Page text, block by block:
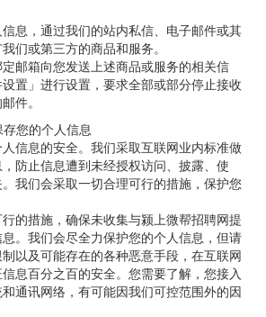
息，通过我们的站内私信、电子邮件或其
们或第三方的商品和服务。
邮箱向您发送上述商品或服务的相关信
置」进行设置，要求全部或部分停止接收
件。
您的个人信息
信息的安全。我们采取互联网业内标准做
防止信息遭到未经授权访问、披露、使
我们会采取一切合理可行的措施，保护您
的措施，确保未收集与颍上微帮招聘网提
。我们会尽全力保护您的个人信息，但请
以及可能存在的各种恶意手段，在互联网
息百分之百的安全。您需要了解，您接入
通讯网络，有可能因我们可控范围外的因